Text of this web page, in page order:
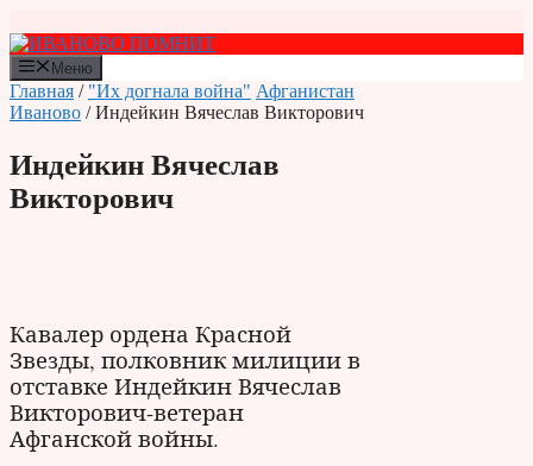
к
содержимому
Меню
Главная / "Их догнала война" Афганистан
Иваново / Индейкин Вячеслав Викторович
Индейкин Вячеслав
Викторович
Кавалер ордена Красной
Звезды, полковник милиции в
отставке Индейкин Вячеслав
Викторович-ветеран
Афганской войны.